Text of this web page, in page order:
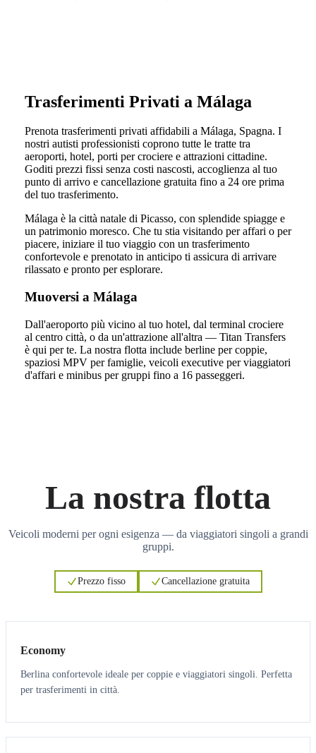
Trasferimenti Privati a Málaga
Prenota trasferimenti privati affidabili a Málaga, Spagna. I
nostri autisti professionisti coprono tutte le tratte tra
aeroporti, hotel, porti per crociere e attrazioni cittadine.
Goditi prezzi fissi senza costi nascosti, accoglienza al tuo
punto di arrivo e cancellazione gratuita fino a 24 ore prima
del tuo trasferimento.
Málaga è la città natale di Picasso, con splendide spiagge e
un patrimonio moresco. Che tu stia visitando per affari o per
piacere, iniziare il tuo viaggio con un trasferimento
confortevole e prenotato in anticipo ti assicura di arrivare
rilassato e pronto per esplorare.
Muoversi a Málaga
Dall'aeroporto più vicino al tuo hotel, dal terminal crociere
al centro città, o da un'attrazione all'altra — Titan Transfers
è qui per te. La nostra flotta include berline per coppie,
spaziosi MPV per famiglie, veicoli executive per viaggiatori
d'affari e minibus per gruppi fino a 16 passeggeri.
La nostra flotta
Veicoli moderni per ogni esigenza — da viaggiatori singoli a grandi
gruppi.
Prezzo fisso Cancellazione gratuita
Economy
Berlina confortevole ideale per coppie e viaggiatori singoli. Perfetta
per trasferimenti in città.
3 3